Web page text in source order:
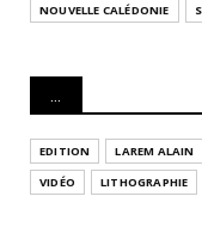
NOUVELLE CALÉDONIE
...
EDITION LAREM ALAIN
VIDÉO
LITHOGRAPHIE